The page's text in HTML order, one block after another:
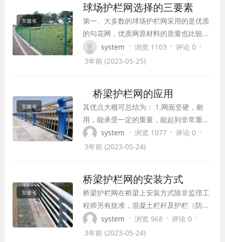
场、住宅小区、港口码头、花园、饲养、
畜牧等的护栏防护。 小区护栏网的功能作
用1…
安徽省
球场护栏网选择的三要素
第一、大多数的球场护栏网采用的是优质
的勾花网，优质网原材料的质量也比较
好。好的勾花网材料结实、具有一定的弹
性、经久耐用。购买的时候客户可以将球
使用较多，所以一般都会进行防腐处理。
我厂的球场护栏网的防腐处理十分到位。
表面喷涂的防…
system · 浏览 1103 · 评论 0 ·
3年前 (2023-05-25)
安徽省
桥梁护栏网的应用
其优点大概可总结为： 1.网面坚硬，耐
用，能承受一定的重量，能起到非常重要
的安全防护作用 2.整体网面结构美观，而
且不影响视野 3.表面处理防腐抗老化，适
拆卸，免偷盗，成本较低 桥梁护栏又称为
防抛网，一般用于桥梁两侧做防...
system · 浏览 1077 · 评论 0 ·
3年前 (2023-05-24)
安徽省
桥梁护栏网的安装方式
桥梁护栏网在桥梁上安装方式除非监理工
程师另有批准，混凝土栏杆及护栏（防撞
墙）应在该跨拱架或脚手架放松后才能浇
筑。特别要注意使护栏网光顺并紧密装
system · 浏览 968 · 评论 0 ·
3年前 (2023-05-24)